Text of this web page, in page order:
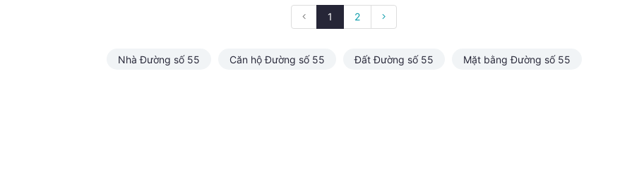
1 2
Nhà Đường số 55 Căn hộ Đường số 55 Đất Đường số 55 Mặt bằng Đường số 55